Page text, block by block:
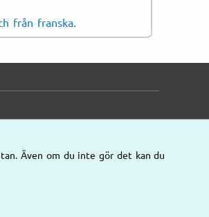
från franska.
Även om du inte gör det kan du